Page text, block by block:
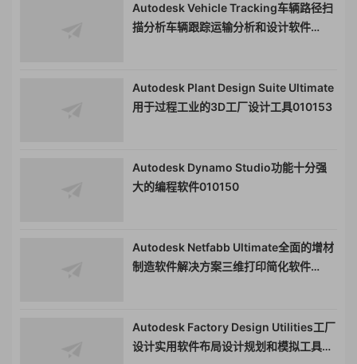
Autodesk Vehicle Tracking车辆路径扫
描分析车辆跟踪运输分析和设计软件
Autodesk Plant Design Suite Ultimate
用于过程工业的3D工厂设计工具010153
Autodesk Dynamo Studio功能十分强
大的编程软件010150
Autodesk Netfabb Ultimate全面的增材
制造软件解决方案三维打印简化软件
Autodesk Factory Design Utilities工厂
设计实用软件布局设计规划和模拟工具